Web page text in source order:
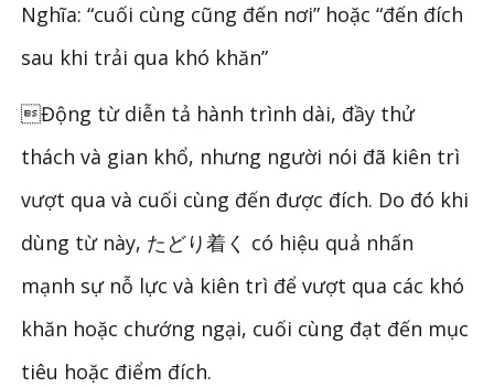
Nghĩa: “cuối cùng cũng đến nơi” hoặc “đến đích
sau khi trải qua khó khăn”
Động từ diễn tả hành trình dài, đầy thử
thách và gian khổ, nhưng người nói đã kiên trì
vượt qua và cuối cùng đến được đích. Do đó khi
dùng từ này, たどり着く có hiệu quả nhấn
mạnh sự nỗ lực và kiên trì để vượt qua các khó
khăn hoặc chướng ngại, cuối cùng đạt đến mục
tiêu hoặc điểm đích.